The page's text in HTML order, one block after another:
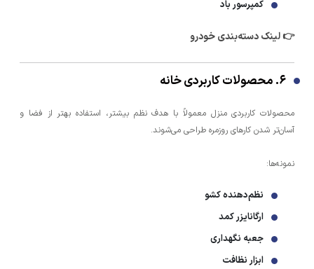
کمپرسور باد
👉 لینک دسته‌بندی خودرو
۶. محصولات کاربردی خانه
محصولات کاربردی منزل معمولاً با هدف نظم بیشتر، استفاده بهتر از فضا و
آسان‌تر شدن کارهای روزمره طراحی می‌شوند.
نمونه‌ها:
نظم‌دهنده کشو
ارگانایزر کمد
جعبه نگهداری
ابزار نظافت